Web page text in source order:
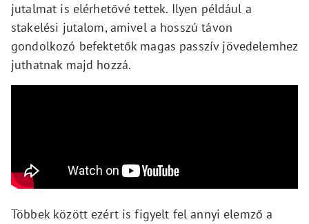
jutalmat is elérhetővé tettek. Ilyen például a
stakelési jutalom, amivel a hosszú távon
gondolkozó befektetők magas passzív jövedelemhez
juthatnak majd hozzá.
Többek között ezért is figyelt fel annyi elemző a